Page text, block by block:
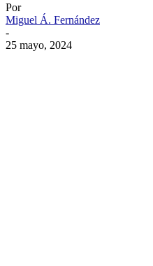
Por
Miguel Á. Fernández
-
25 mayo, 2024